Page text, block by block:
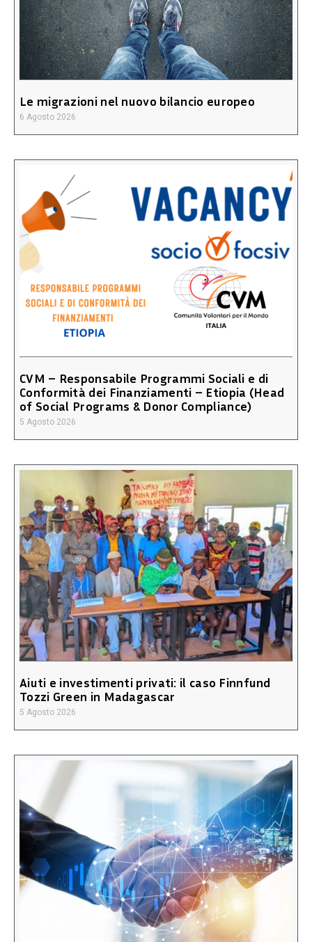
Le migrazioni nel nuovo bilancio europeo
6 Agosto 2026
CVM – Responsabile Programmi Sociali e di
Conformità dei Finanziamenti – Etiopia (Head
of Social Programs & Donor Compliance)
5 Agosto 2026
Aiuti e investimenti privati: il caso Finnfund
Tozzi Green in Madagascar
5 Agosto 2026